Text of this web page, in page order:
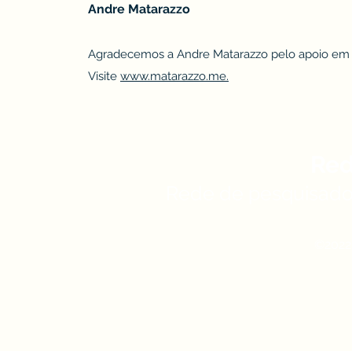
Andre Matarazzo
Agradecemos a Andre Matarazzo pelo apoio
Visite www.matarazzo.me.